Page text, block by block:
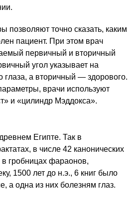
позволяют точно сказать, каким
пациент. При этом врач
первичный и вторичный
угол указывает на
глаза, а вторичный — здорового.
врачи используют
и «цилиндр Мэддокса».
Египте. Так в
в числе 42 канонических
в гробницах фараонов,
1500 лет до н.э., 6 книг было
а одна из них болезням глаз.